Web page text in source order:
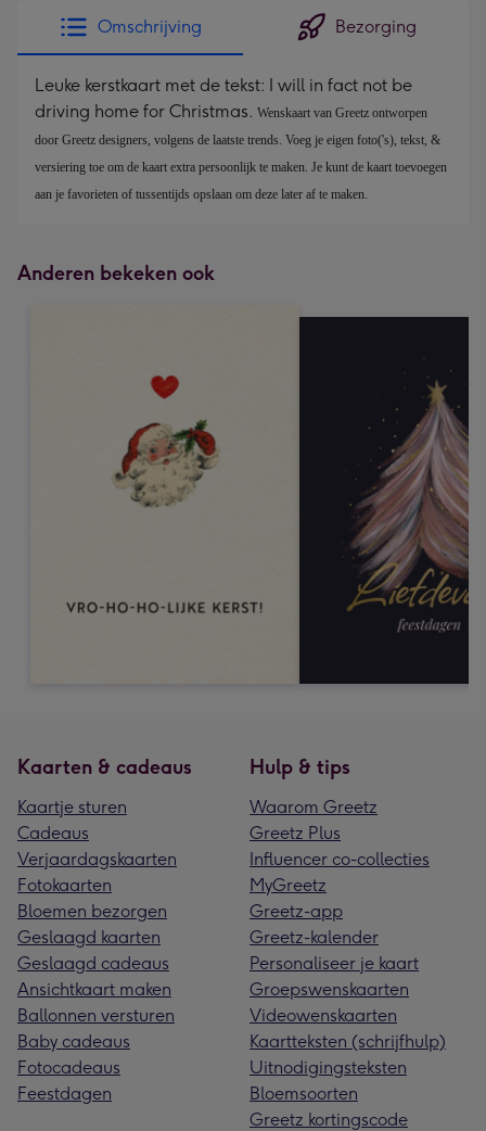
Omschrijving Bezorging
Leuke kerstkaart met de tekst: I will in fact not be
driving home for Christmas. Wenskaart van Greetz ontworpen
door Greetz designers, volgens de laatste trends. Voeg je eigen foto('s), tekst, &
versiering toe om de kaart extra persoonlijk te maken. Je kunt de kaart toevoegen
aan je favorieten of tussentijds opslaan om deze later af te maken.
Anderen bekeken ook
Kaarten & cadeaus
Kaartje sturen
Cadeaus
Verjaardagskaarten
Fotokaarten
Bloemen bezorgen
Geslaagd kaarten
Geslaagd cadeaus
Ansichtkaart maken
Ballonnen versturen
Baby cadeaus
Fotocadeaus
Feestdagen
Hulp & tips
Waarom Greetz
Greetz Plus
Influencer co-collecties
MyGreetz
Greetz-app
Greetz-kalender
Personaliseer je kaart
Groepswenskaarten
Videowenskaarten
Kaartteksten (schrijfhulp)
Uitnodigingsteksten
Bloemsoorten
Greetz kortingscode